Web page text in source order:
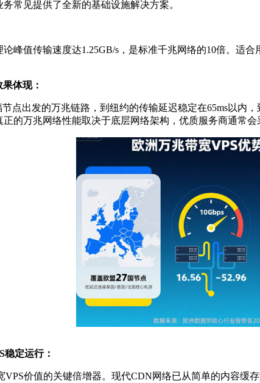
常见提供了全新的基础设施解决方案。
峰值传输速度达1.25GB/s ，是标准千兆网络的10倍。适合
体现：
节点出发的万兆链路，到纽约的传输延迟稳定在65ms以内
的万兆网络性能取决于底层网络架构，优质服务商通常
稳定运行：
VPS价值的关键倍增器。现代CDN网络已从简单的内容缓